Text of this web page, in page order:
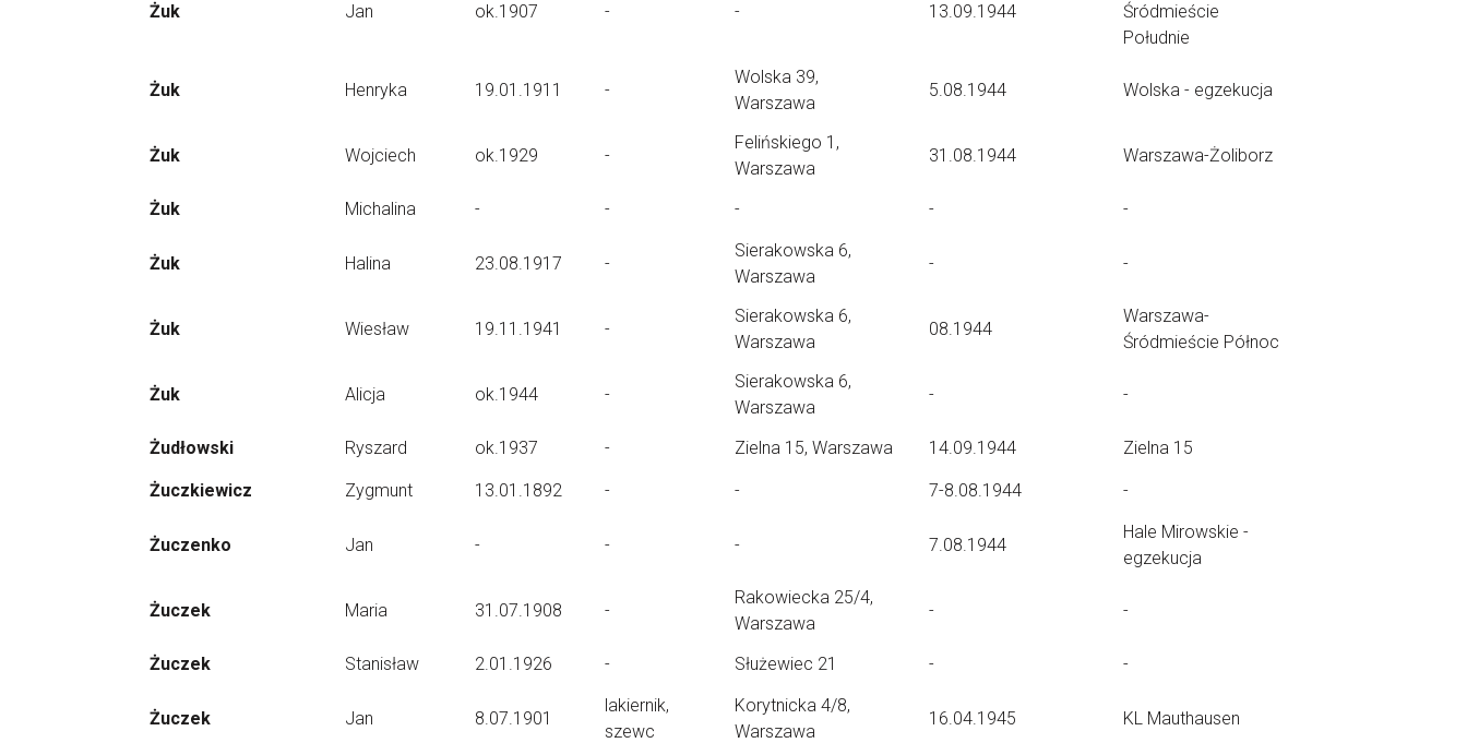
Żuk Jan ok.1907 - - 13.09.1944
Śródmieście
Południe
Żuk Henryka 19.01.1911 -
Wolska 39,
Warszawa
5.08.1944 Wolska - egzekucja
Żuk Wojciech ok.1929 -
Felińskiego 1,
Warszawa
31.08.1944 Warszawa-Żoliborz
Żuk Michalina - - - - -
Żuk Halina 23.08.1917 -
Sierakowska 6,
Warszawa
- -
Żuk Wiesław 19.11.1941 -
Sierakowska 6,
Warszawa
08.1944
Warszawa-
Śródmieście Północ
Żuk Alicja ok.1944 -
Sierakowska 6,
Warszawa
- -
Żudłowski Ryszard ok.1937 - Zielna 15, Warszawa 14.09.1944 Zielna 15
Żuczkiewicz Zygmunt 13.01.1892 - - 7-8.08.1944 -
Żuczenko Jan - - - 7.08.1944
Hale Mirowskie -
egzekucja
Żuczek Maria 31.07.1908 -
Rakowiecka 25/4,
Warszawa
- -
Żuczek Stanisław 2.01.1926 - Służewiec 21 - -
Żuczek Jan 8.07.1901
lakiernik,
szewc
Korytnicka 4/8,
Warszawa
16.04.1945 KL Mauthausen